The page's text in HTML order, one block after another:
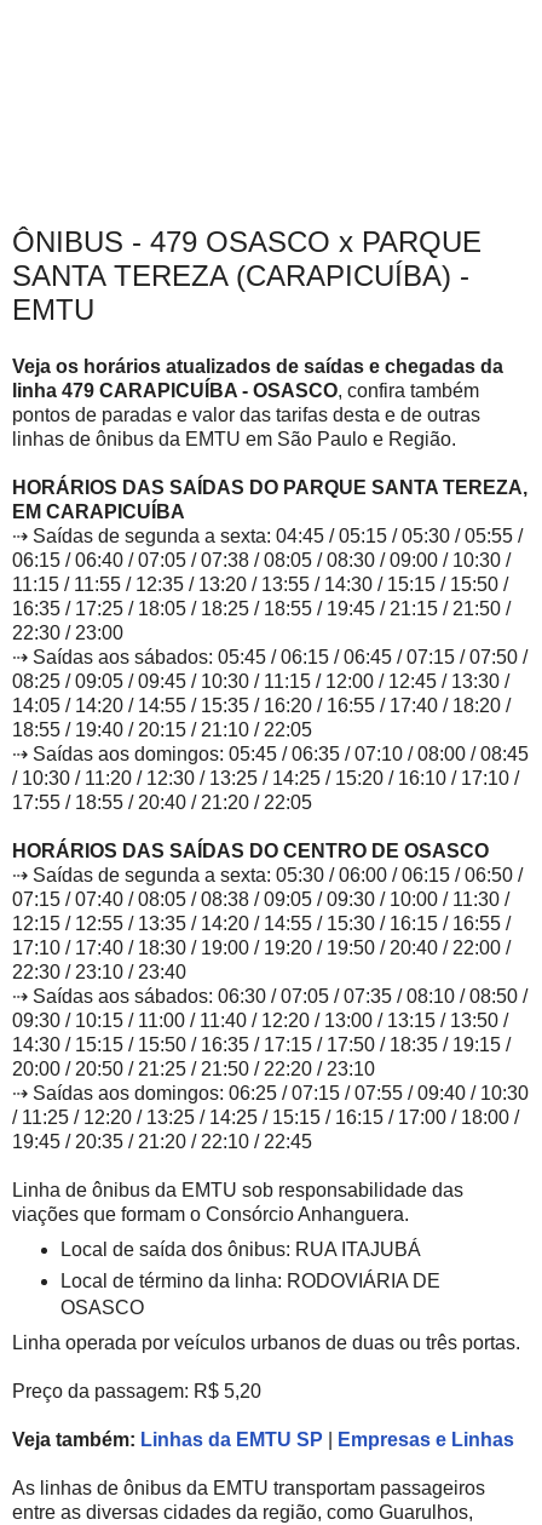
ÔNIBUS - 479 OSASCO x PARQUE
SANTA TEREZA (CARAPICUÍBA) -
EMTU
Veja os horários atualizados de saídas e chegadas da
linha 479 CARAPICUÍBA - OSASCO, confira também
pontos de paradas e valor das tarifas desta e de outras
linhas de ônibus da EMTU em São Paulo e Região.
HORÁRIOS DAS SAÍDAS DO PARQUE SANTA TEREZA,
EM CARAPICUÍBA
⇢ Saídas de segunda a sexta: 04:45 / 05:15 / 05:30 / 05:55 /
06:15 / 06:40 / 07:05 / 07:38 / 08:05 / 08:30 / 09:00 / 10:30 /
11:15 / 11:55 / 12:35 / 13:20 / 13:55 / 14:30 / 15:15 / 15:50 /
16:35 / 17:25 / 18:05 / 18:25 / 18:55 / 19:45 / 21:15 / 21:50 /
22:30 / 23:00
⇢ Saídas aos sábados: 05:45 / 06:15 / 06:45 / 07:15 / 07:50 /
08:25 / 09:05 / 09:45 / 10:30 / 11:15 / 12:00 / 12:45 / 13:30 /
14:05 / 14:20 / 14:55 / 15:35 / 16:20 / 16:55 / 17:40 / 18:20 /
18:55 / 19:40 / 20:15 / 21:10 / 22:05
⇢ Saídas aos domingos: 05:45 / 06:35 / 07:10 / 08:00 / 08:45
/ 10:30 / 11:20 / 12:30 / 13:25 / 14:25 / 15:20 / 16:10 / 17:10 /
17:55 / 18:55 / 20:40 / 21:20 / 22:05
HORÁRIOS DAS SAÍDAS DO CENTRO DE OSASCO
⇢ Saídas de segunda a sexta: 05:30 / 06:00 / 06:15 / 06:50 /
07:15 / 07:40 / 08:05 / 08:38 / 09:05 / 09:30 / 10:00 / 11:30 /
12:15 / 12:55 / 13:35 / 14:20 / 14:55 / 15:30 / 16:15 / 16:55 /
17:10 / 17:40 / 18:30 / 19:00 / 19:20 / 19:50 / 20:40 / 22:00 /
22:30 / 23:10 / 23:40
⇢ Saídas aos sábados: 06:30 / 07:05 / 07:35 / 08:10 / 08:50 /
09:30 / 10:15 / 11:00 / 11:40 / 12:20 / 13:00 / 13:15 / 13:50 /
14:30 / 15:15 / 15:50 / 16:35 / 17:15 / 17:50 / 18:35 / 19:15 /
20:00 / 20:50 / 21:25 / 21:50 / 22:20 / 23:10
⇢ Saídas aos domingos: 06:25 / 07:15 / 07:55 / 09:40 / 10:30
/ 11:25 / 12:20 / 13:25 / 14:25 / 15:15 / 16:15 / 17:00 / 18:00 /
19:45 / 20:35 / 21:20 / 22:10 / 22:45
Linha de ônibus da EMTU sob responsabilidade das
viações que formam o Consórcio Anhanguera.
Local de saída dos ônibus: RUA ITAJUBÁ
Local de término da linha: RODOVIÁRIA DE
OSASCO
Linha operada por veículos urbanos de duas ou três portas.
Preço da passagem: R$ 5,20
Veja também: Linhas da EMTU SP Empresas e Linhas
As linhas de ônibus da EMTU transportam passageiros
entre as diversas cidades da região, como Guarulhos,